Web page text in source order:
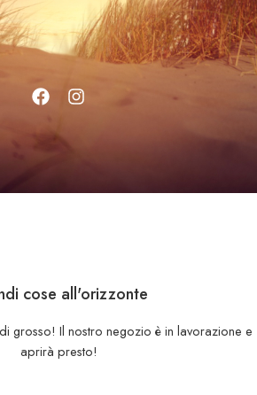
cose all'orizzonte
grosso! Il nostro negozio è in lavorazione e
aprirà presto!